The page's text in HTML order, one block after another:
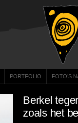
PORTFOLIO FOTO’S
Berkel
zoals het